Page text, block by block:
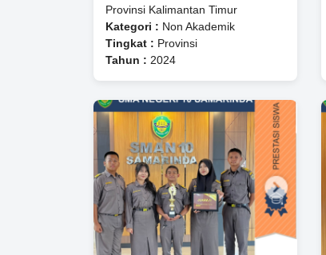
Provinsi Kalimantan Timur
Kategori : Non Akademik
Tingkat : Provinsi
Tahun : 2024